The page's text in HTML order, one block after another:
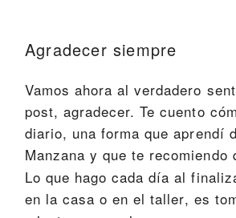
Agradecer siempre
Vamos ahora al verdadero
post, agradecer. Te cuento
diario, una forma que aprendí
Manzana y que te recomiendo
Lo que hago cada día al
en la casa o en el taller, es